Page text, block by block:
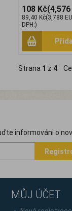
108 Kč(4,576
89,40 Kč(3,788
DPH:)
Strana 1 z 4
informováni o
MŮJ ÚČET